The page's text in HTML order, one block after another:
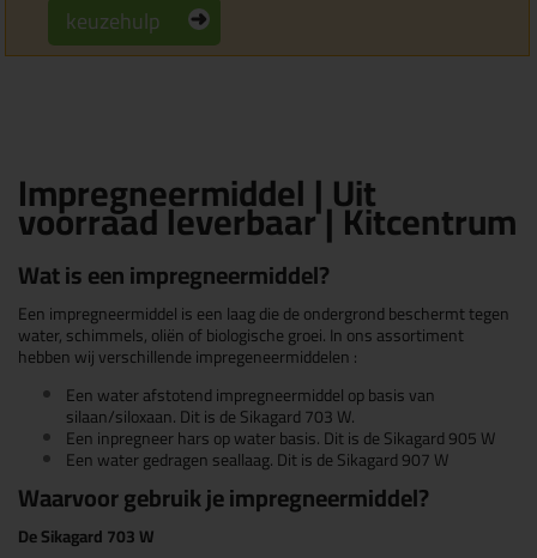
keuzehulp
Impregneermiddel | Uit
voorraad leverbaar | Kitcentrum
Wat is een impregneermiddel?
Een impregneermiddel is een laag die de ondergrond beschermt tegen
water, schimmels, oliën of biologische groei. In ons assortiment
hebben wij verschillende impregeneermiddelen :
Een water afstotend impregneermiddel op basis van
silaan/siloxaan. Dit is de Sikagard 703 W.
Een inpregneer hars op water basis. Dit is de Sikagard 905 W
Een water gedragen seallaag. Dit is de Sikagard 907 W
Waarvoor gebruik je impregneermiddel?
De Sikagard 703 W